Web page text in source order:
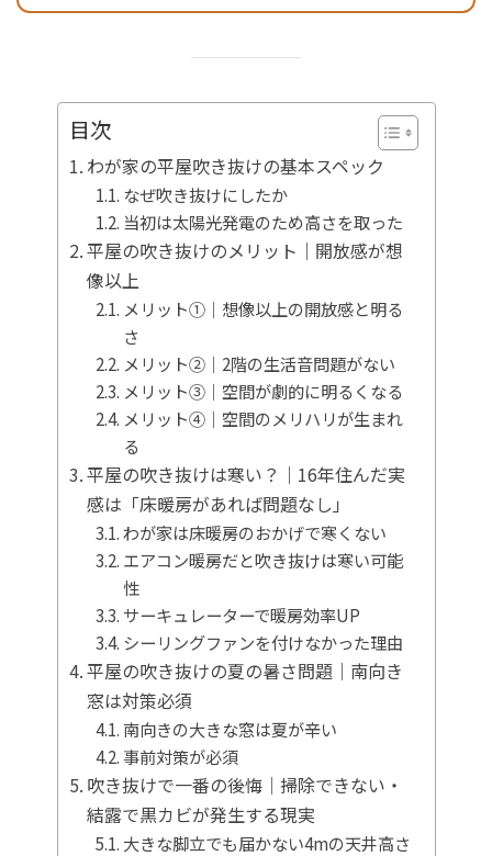
目次
わが家の平屋吹き抜けの基本スペック
なぜ吹き抜けにしたか
当初は太陽光発電のため高さを取った
平屋の吹き抜けのメリット｜開放感が想
像以上
メリット①｜想像以上の開放感と明る
さ
メリット②｜2階の生活音問題がない
メリット③｜空間が劇的に明るくなる
メリット④｜空間のメリハリが生まれ
る
平屋の吹き抜けは寒い？｜16年住んだ実
感は「床暖房があれば問題なし」
わが家は床暖房のおかげで寒くない
エアコン暖房だと吹き抜けは寒い可能
性
サーキュレーターで暖房効率UP
シーリングファンを付けなかった理由
平屋の吹き抜けの夏の暑さ問題｜南向き
窓は対策必須
南向きの大きな窓は夏が辛い
事前対策が必須
吹き抜けで一番の後悔｜掃除できない・
結露で黒カビが発生する現実
大きな脚立でも届かない4mの天井高さ